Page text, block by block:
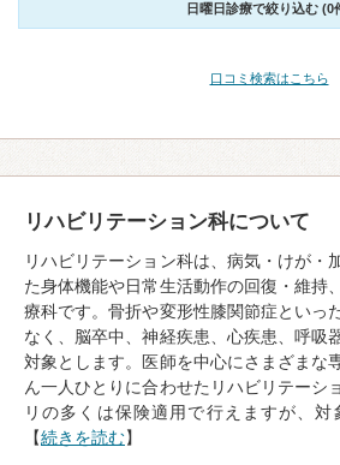
日曜日診療で絞り込む (0
口コミ検索はこちら
リハビリテーション科について
リハビリテーション科は、病気・けが・
た身体機能や日常生活動作の回復・維持
療科です。骨折や変形性膝関節症といっ
なく、脳卒中、神経疾患、心疾患、呼吸
対象とします。医師を中心にさまざまな
ん一人ひとりに合わせたリハビリテーシ
リの多くは保険適用で行えますが、対
【続きを読む】